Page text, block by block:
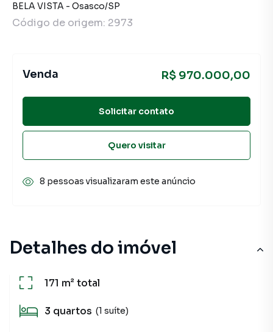
Detalhes do imóvel
171 m²total
3 quartos (1 suíte)
BELA VISTA - Osasco/SP
Código de origem: 2973
Venda R$ 970.000,00
Solicitar contato
Quero visitar
8 pessoas visualizaram este anúncio